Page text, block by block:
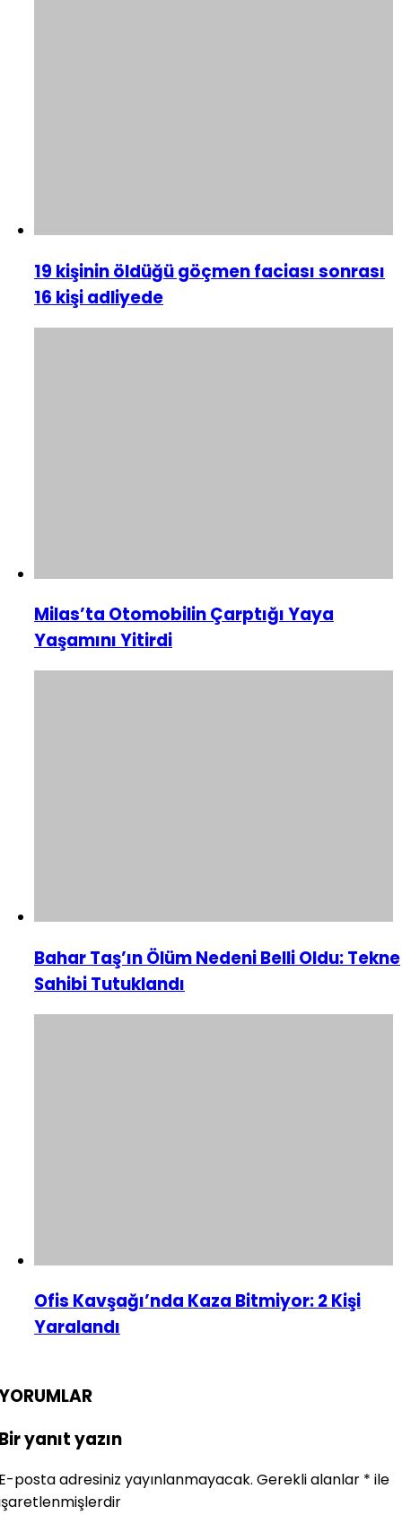
19 kişinin öldüğü göçmen faciası sonrası
16 kişi adliyede
Milas’ta Otomobilin Çarptığı Yaya
Yaşamını Yitirdi
Bahar Taş’ın Ölüm Nedeni Belli Oldu: Tekne
Sahibi Tutuklandı
Ofis Kavşağı’nda Kaza Bitmiyor: 2 Kişi
Yaralandı
yanıt yazın
posta adresiniz yayınlanmayacak. Gerekli alanlar * ile